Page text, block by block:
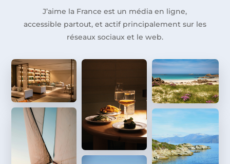
J’aime la France est un média en ligne,
accessible partout, et actif principalement sur les
réseaux sociaux et le web.